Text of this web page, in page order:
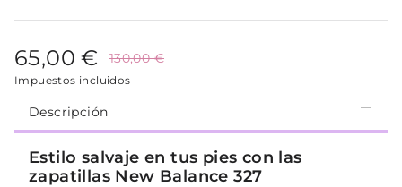
65,00 € 130,00 €
Impuestos incluidos
Descripción
Estilo salvaje en tus pies con las
zapatillas New Balance 327